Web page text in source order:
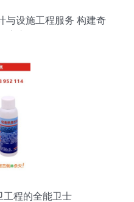
与设施工程服务 构建奇
工程的全能卫士